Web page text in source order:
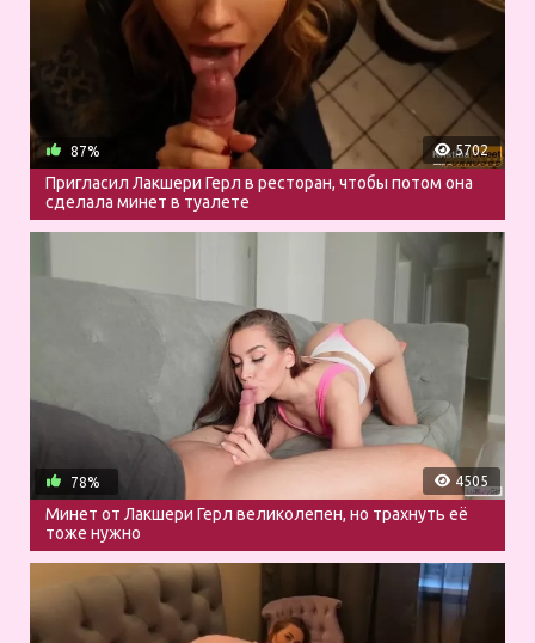
5702
87%
Пригласил Лакшери Герл в ресторан, чтобы потом она
сделала минет в туалете
4505
78%
Минет от Лакшери Герл великолепен, но трахнуть её
тоже нужно